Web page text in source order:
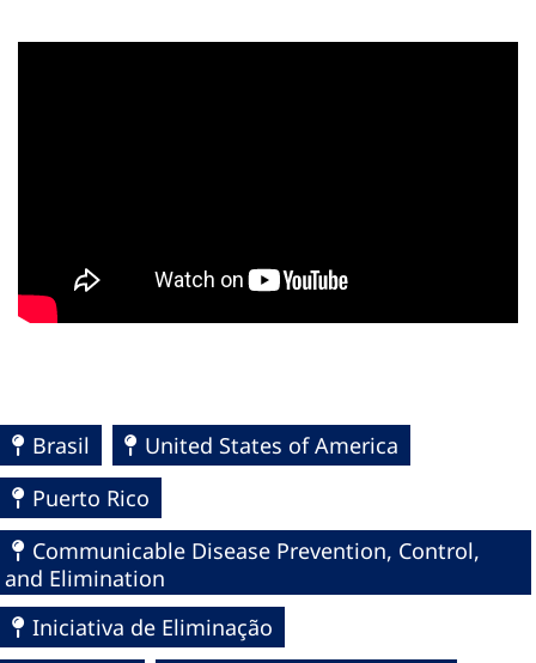
Brasil
United States of America
Puerto Rico
Communicable Disease Prevention, Control,
and Elimination
Iniciativa de Eliminação